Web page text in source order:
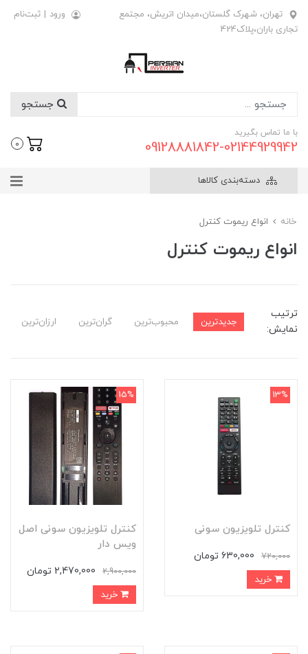
تهران، شهرک گلستان،میدان اتریش، مجتمع
تجاری باران،پلاک424
ورود | ثبت‌نام
با ما تماس بگیرید
09128881842-02144929942
0
دسته‌بندی کالاها
خانه انواع ریموت کنترل
انواع ریموت کنترل
ترتیب
نمایش:
جدیدترین محبوب‌ترین گران‌ترین ارزان‌ترین
کنترل تلویزیون سونی
720,000 630,000 تومان
13%
کنترل تلویزیون سونی اصل
ویس دار
2,900,000 2,470,000 تومان
15%